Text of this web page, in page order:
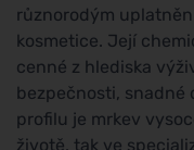
různorodým
kosmetice. Její
cenné z hlediska
bezpečnosti, snadné
profilu je mrkev
životě, tak ve